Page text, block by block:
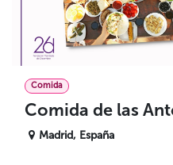
Comida
Comida de las
Madrid, España